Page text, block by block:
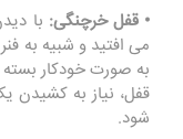
• قفل خرچنگی: با
می افتید و شبیه به
به صورت خودکار
قفل، نیاز به کشیدن
شود.